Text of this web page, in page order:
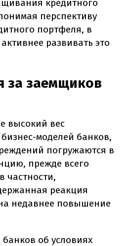
кредитного
перспективу
портфеля, в
развивать это
за заемщиков
высокий вес
моделей банков,
погружаются в
прежде всего
частности,
реакция
недавнее повышение
об условиях